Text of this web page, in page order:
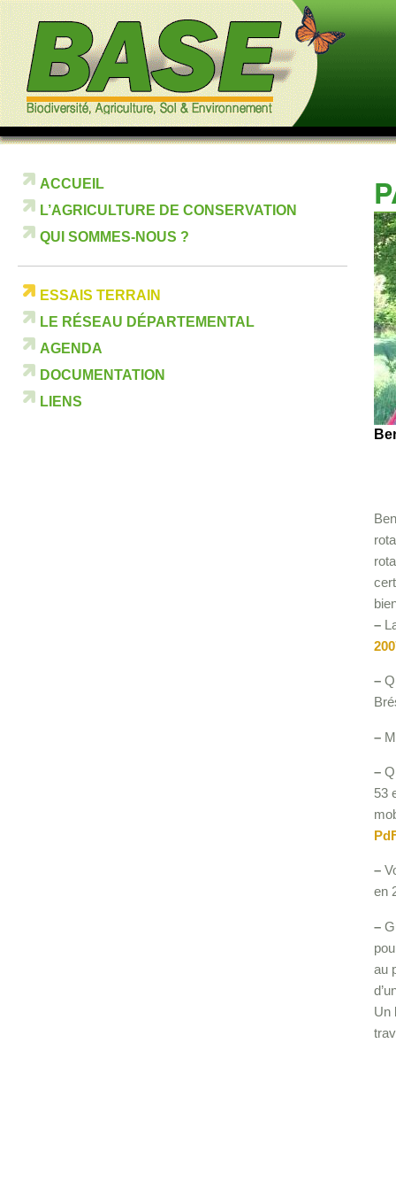
ACCUEIL
L’AGRICULTURE DE CONSERVATION
QUI SOMMES-NOUS ?
ESSAIS TERRAIN
LE RÉSEAU DÉPARTEMENTAL
AGENDA
DOCUMENTATION
LIENS
–
–
–
–
53
–
en
–
au
Un